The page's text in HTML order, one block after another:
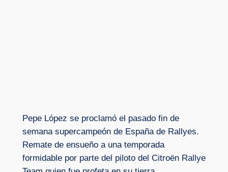
Pepe López se proclamó el pasado fin de
semana supercampeón de España de Rallyes.
Remate de ensueño a una temporada
formidable por parte del piloto del Citroën Rallye